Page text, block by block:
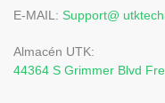
E-MAIL: Support@
Almacén UTK:
44364 S Grimmer Blvd